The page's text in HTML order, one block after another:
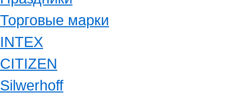
Торговые марки
INTEX
CITIZEN
Silwerhoff